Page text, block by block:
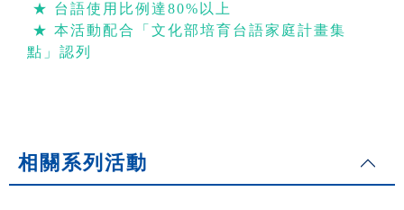
★ 台語使用比例達80%以上
★ 本活動配合「文化部培育台語家庭計畫集
點」認列
相關系列活動